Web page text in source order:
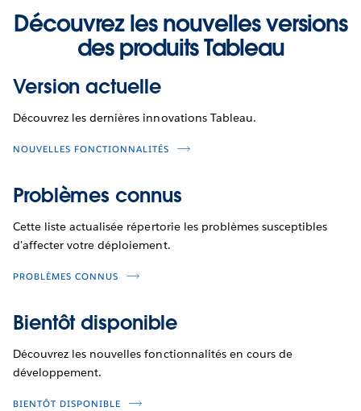
Découvrez les nouvelles versions
des produits Tableau
Version actuelle
Découvrez les dernières innovations Tableau.
NOUVELLES FONCTIONNALITÉS
Problèmes connus
Cette liste actualisée répertorie les problèmes susceptibles
d'affecter votre déploiement.
PROBLÈMES CONNUS
Bientôt disponible
Découvrez les nouvelles fonctionnalités en cours de
développement.
BIENTÔT DISPONIBLE